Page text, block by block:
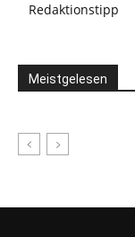
Redaktionstipp
Meistgelesen